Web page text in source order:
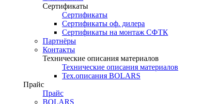
Сертификаты
Сертификаты
Сертификаты оф. дилера
Сертификаты на монтаж СФТК
Партнёры
Контакты
Технические описания материалов
Технические описания материалов
Тех.описания BOLARS
Прайс
Прайс
BOLARS